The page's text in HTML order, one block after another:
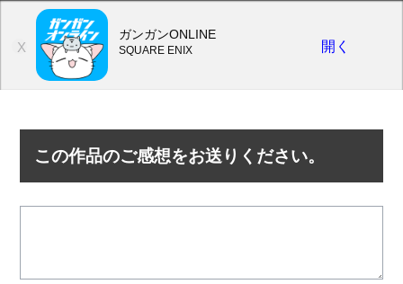
この作品のご感想をお送りください。
X
ガンガンONLINE
SQUARE ENIX 開く